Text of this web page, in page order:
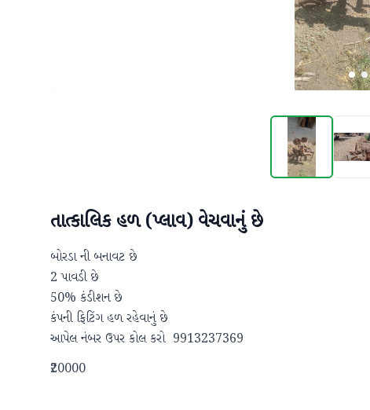
તાત્કાલિક હળ (પ્લાવ) વેચવાનું છે
બોરડા ની બનાવટ છે
2 પાવડી છે
50% કંડીશન છે
કંપની ફિટિંગ હળ રહેવાનું છે
આપેલ નંબર ઉપર કોલ કરો  9913237369
₹20000